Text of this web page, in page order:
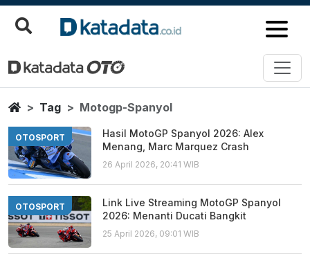
Motogp Spanyol
Berita Terbaru
HomeTag Motogp-Spanyol
OTOSPORT
Hasil MotoGP Spanyol 2026: Alex
Menang, Marc Marquez Crash
26 April 2026, 20:41 WIB
OTOSPORT
Link Live Streaming MotoGP Spanyol
2026: Menanti Ducati Bangkit
25 April 2026, 09:01 WIB